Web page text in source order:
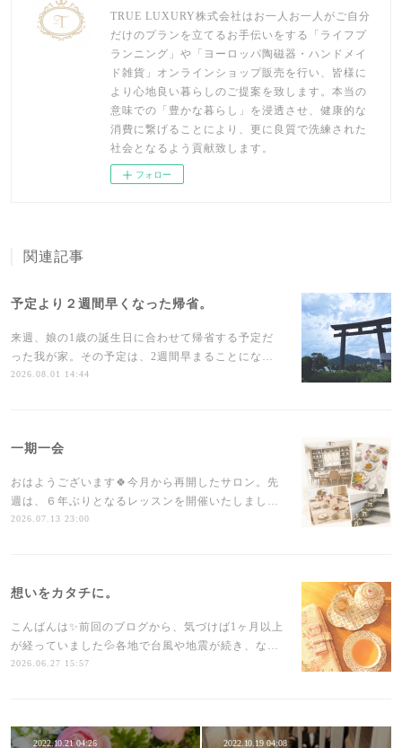
TRUE LUXURY株式会社はお一人お一人がご自分
だけのプランを立てるお手伝いをする「ライフプ
ランニング」や「ヨーロッパ陶磁器・ハンドメイ
ド雑貨」オンラインショップ販売を行い、皆様に
より心地良い暮らしのご提案を致します。本当の
意味での「豊かな暮らし」を浸透させ、健康的な
消費に繋げることにより、更に良質で洗練された
社会となるよう貢献致します。
フォロー
関連記事
予定より２週間早くなった帰省。
来週、娘の1歳の誕生日に合わせて帰省する予定だ
った我が家。その予定は、2週間早まることにな…
2026.08.01 14:44
一期一会
おはようございます🍀今月から再開したサロン。先
週は、６年ぶりとなるレッスンを開催いたしまし…
2026.07.13 23:00
想いをカタチに。
こんばんは✨前回のブログから、気づけば1ヶ月以上
が経っていました💦各地で台風や地震が続き、な…
2026.06.27 15:57
2022.10.21 04:26 2022.10.19 04:08